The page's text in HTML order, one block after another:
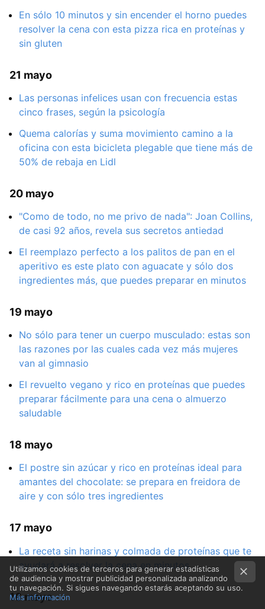
En sólo 10 minutos y sin encender el horno puedes
resolver la cena con esta pizza rica en proteínas y
sin gluten
21 mayo
Las personas infelices usan con frecuencia estas
cinco frases, según la psicología
Quema calorías y suma movimiento camino a la
oficina con esta bicicleta plegable que tiene más de
50% de rebaja en Lidl
20 mayo
"Como de todo, no me privo de nada": Joan Collins,
de casi 92 años, revela sus secretos antiedad
El reemplazo perfecto a los palitos de pan en el
aperitivo es este plato con aguacate y sólo dos
ingredientes más, que puedes preparar en minutos
19 mayo
No sólo para tener un cuerpo musculado: estas son
las razones por las cuales cada vez más mujeres
van al gimnasio
El revuelto vegano y rico en proteínas que puedes
preparar fácilmente para una cena o almuerzo
saludable
18 mayo
El postre sin azúcar y rico en proteínas ideal para
amantes del chocolate: se prepara en freidora de
aire y con sólo tres ingredientes
17 mayo
La receta sin harinas y colmada de proteínas que te
ayudará a resolver la cena en minutos
16 mayo
Utilizamos cookies de terceros para generar estadísticas
de audiencia y mostrar publicidad personalizada analizando
tu navegación. Si sigues navegando estarás aceptando su uso.
Más información